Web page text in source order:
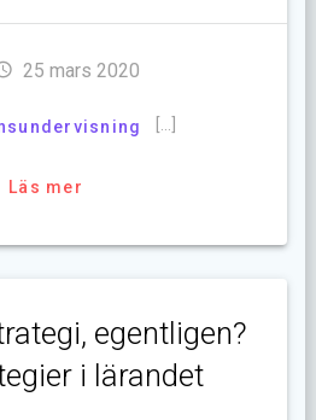
25 mars 2020
[…]
Läs mer
egentligen?
i lärandet